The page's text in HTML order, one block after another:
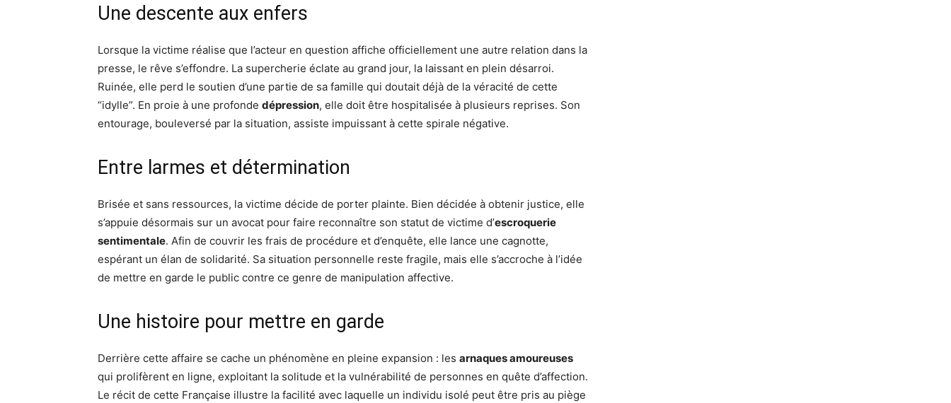
Une descente aux enfers
Lorsque la victime réalise que l’acteur en question affiche officiellement une autre relation dans la
presse, le rêve s’effondre. La supercherie éclate au grand jour, la laissant en plein désarroi.
Ruinée, elle perd le soutien d’une partie de sa famille qui doutait déjà de la véracité de cette
“idylle”. En proie à une profonde dépression, elle doit être hospitalisée à plusieurs reprises. Son
entourage, bouleversé par la situation, assiste impuissant à cette spirale négative.
Entre larmes et détermination
Brisée et sans ressources, la victime décide de porter plainte. Bien décidée à obtenir justice, elle
s’appuie désormais sur un avocat pour faire reconnaître son statut de victime d’escroquerie
sentimentale. Afin de couvrir les frais de procédure et d’enquête, elle lance une cagnotte,
espérant un élan de solidarité. Sa situation personnelle reste fragile, mais elle s’accroche à l’idée
de mettre en garde le public contre ce genre de manipulation affective.
Une histoire pour mettre en garde
Derrière cette affaire se cache un phénomène en pleine expansion : les arnaques amoureuses
qui prolifèrent en ligne, exploitant la solitude et la vulnérabilité de personnes en quête d’affection.
Le récit de cette Française illustre la facilité avec laquelle un individu isolé peut être pris au piège